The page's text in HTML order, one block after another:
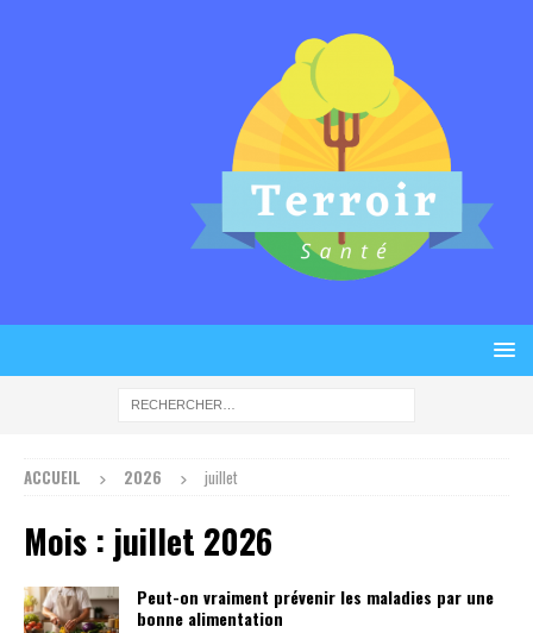
ACCUEIL 2026 juillet
Mois : juillet 2026
Peut-on vraiment prévenir les maladies par une
bonne alimentation